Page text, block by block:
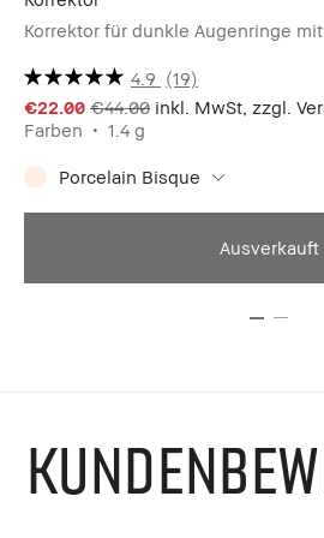
Korrektor für dunkle Augenringe
4.9 (19)
€22.00 €44.00 inkl. MwSt, zzgl.
Farben
1.4 g
Porcelain Bisque
Ausverkauft